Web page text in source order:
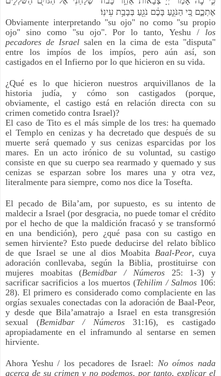
אֶתְכֶ֑ם כִּ֚י הַנֹּגֵ֣עַ בָּכֶ֔ם נֹגֵ֖עַ בְּבָבַ֥ת עֵינֽוֹ׃
Obviamente interpretando "su ojo" no como "su propio
ojo" sino como "su ojo". Por lo tanto, Yeshu / los
pecadores de Israel salen en la cima de esta "disputa"
entre los impíos de los impíos, pero aún así, son
castigados en el Infierno por lo que hicieron en su vida.
¿Qué es lo que hicieron nuestros arquivillanos de la
historia judía, y cómo son castigados (porque,
obviamente, el castigo está en relación directa con su
crimen cometido contra Israel)?
El caso de Tito es el más simple de los tres: ha quemado
el Templo en cenizas y ha decretado que después de su
muerte será quemado y sus cenizas esparcidas por los
mares. En un acto irónico de su voluntad, su castigo
consiste en que su cuerpo sea rearmado y quemado y sus
cenizas se esparzan sobre los mares una y otra vez,
literalmente para siempre, como nos dice la Tosefta.
El pecado de Bila’am, por supuesto, es su intento de
maldecir a Israel (por desgracia, no puede tomar el crédito
por el hecho de que la maldición fracasó y se transformó
en una bendición), pero ¿qué pasa con su castigo en
semen hirviente? Esto puede deducirse del relato bíblico
de que Israel se une al dios Moabita Baal-Peor, cuya
adoración conllevaba, según la Biblia, prostituirse con
mujeres moabitas (Bemidbar / Números25: 1-3) y
sacrificar sacrificios a los muertos (Tehilim / Salmos 106:
28). El primero es considerado como complaciente en las
orgías sexuales conectadas con la adoración de Baal-Peor,
y desde que Bila’amatrajo a Israel en esta transgresión
sexual (Bemidbar / Números31:16), es castigado
apropiadamente en el inframundo al sentarse en semen
hirviente.
Ahora Yeshu / los pecadores de Israel: No oímos nada
acerca de su crimen y no podemos, por tanto, explicar el